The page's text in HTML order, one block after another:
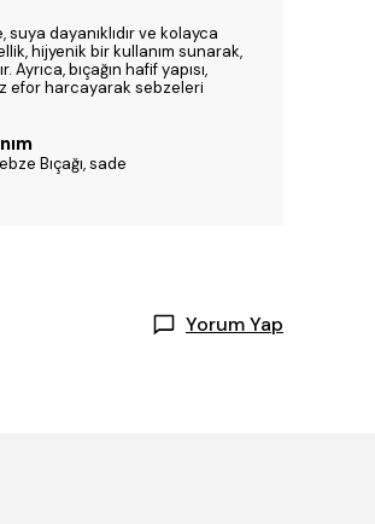
dayanıklıdır ve kolayca
hijyenik bir kullanım sunarak,
Ayrıca, bıçağın hafif yapısı,
efor harcayarak sebzeleri
Bıçağı, sade
Yorum Yap